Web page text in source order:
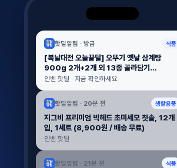
핫딜알림 · 방금 식품
[복날대전 오늘끝딜] 오뚜기 옛날 삼계탕
900g 2개+2개 외 13종 골라담기
(26,900원 / 배송 무료)
인벤 핫딜 · 지금 확인하세요
핫딜알림 · 20분 전 생활용품
지그비 프리미엄 빅헤드 초미세모 칫솔, 12개
입, 1세트 (8,900원 / 배송 무료)
인벤 핫딜
핫딜알림 · 21분 전 식품